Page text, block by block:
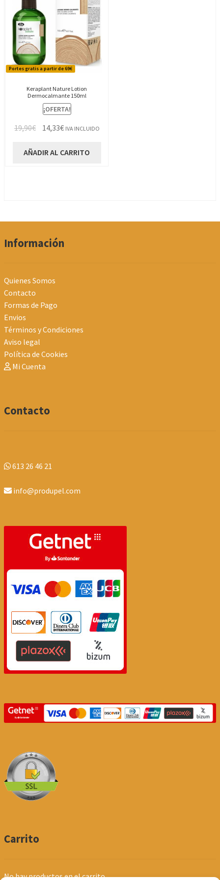
Portes gratis a partir de 69€
Keraplant Nature Lotion
Dermocalmante 150ml
¡OFERTA!
19,90€ El
original
14,33€El
actual
IVA INCLUIDO
AÑADIR AL CARRITO
Información
Quienes Somos
Contacto
Formas de Pago
Envios
Términos y Condiciones
Aviso legal
Política de Cookies
Mi Cuenta
Contacto
613 26 46 21
info@produpel.com
Carrito
No hay productos en el carrito.